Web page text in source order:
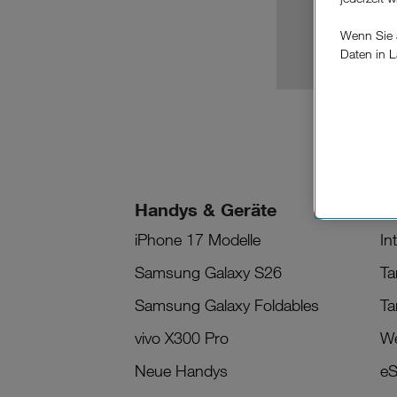
Handys & Geräte
iPhone 17 Modelle
Samsung Galaxy S26
Samsung Galaxy Foldables
vivo X300 Pro
Neue Handys
Wenn Sie
Daten in
Cookies
Wenn
zur